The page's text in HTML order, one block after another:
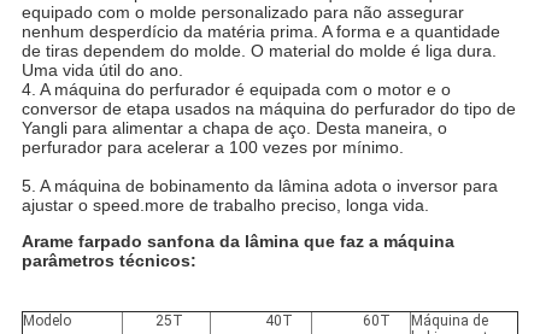
equipado com o molde personalizado para não assegurar
nenhum desperdício da matéria prima. A forma e a quantidade
de tiras dependem do molde. O material do molde é liga dura.
Uma vida útil do ano.
4. A máquina do perfurador é equipada com o motor e o
conversor de etapa usados na máquina do perfurador do tipo de
Yangli para alimentar a chapa de aço. Desta maneira, o
perfurador para acelerar a 100 vezes por mínimo.
5. A máquina de bobinamento da lâmina adota o inversor para
ajustar o speed.more de trabalho preciso, longa vida.
Arame farpado sanfona da lâmina que faz a máquina
parâmetros técnicos:
Modelo 25T 40T 60T
Máquina de